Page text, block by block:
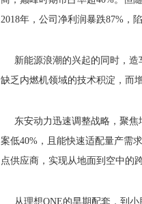
2018年，公司净利润暴跌87%，
新能源浪潮的兴起的同时，
缺乏内燃机领域的技术积淀，而
东安动力迅速调整战略，聚
案低40%，且能快速适配量产需
点供应商，实现从地面到空中的
从理想ONE的早期配套，到